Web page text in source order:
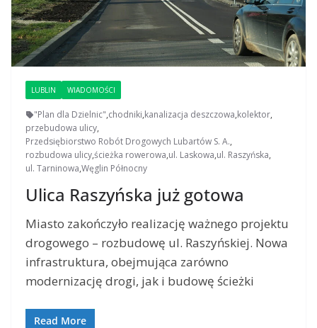
LUBLIN WIADOMOŚCI
"Plan dla Dzielnic",chodniki,kanalizacja deszczowa,kolektor,
przebudowa ulicy,
Przedsiębiorstwo Robót Drogowych Lubartów S. A.,
rozbudowa ulicy,ścieżka rowerowa,ul. Laskowa,ul. Raszyńska,
ul. Tarninowa,Węglin Północny
Ulica Raszyńska już gotowa
Miasto zakończyło realizację ważnego projektu
drogowego – rozbudowę ul. Raszyńskiej. Nowa
infrastruktura, obejmująca zarówno
modernizację drogi, jak i budowę ścieżki
Read More